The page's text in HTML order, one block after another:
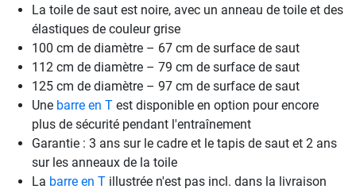
La toile de saut est noire, avec un anneau de toile et des
élastiques de couleur grise
100 cm de diamètre – 67 cm de surface de saut
112 cm de diamètre – 79 cm de surface de saut
125 cm de diamètre – 97 cm de surface de saut
Une barre en T est disponible en option pour encore
plus de sécurité pendant l'entraînement
Garantie : 3 ans sur le cadre et le tapis de saut et 2 ans
sur les anneaux de la toile
La barre en T illustrée n'est pas incl. dans la livraison